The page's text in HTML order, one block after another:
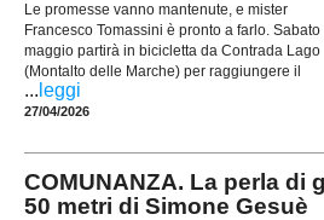
Le promesse vanno mantenute, e mister
Francesco Tomassini è pronto a farlo. Sabato
maggio partirà in bicicletta da Contrada Lago
(Montalto delle Marche) per raggiungere il
... leggi
27/04/2026
COMUNANZA. La perla di
50 metri di Simone Gesuè